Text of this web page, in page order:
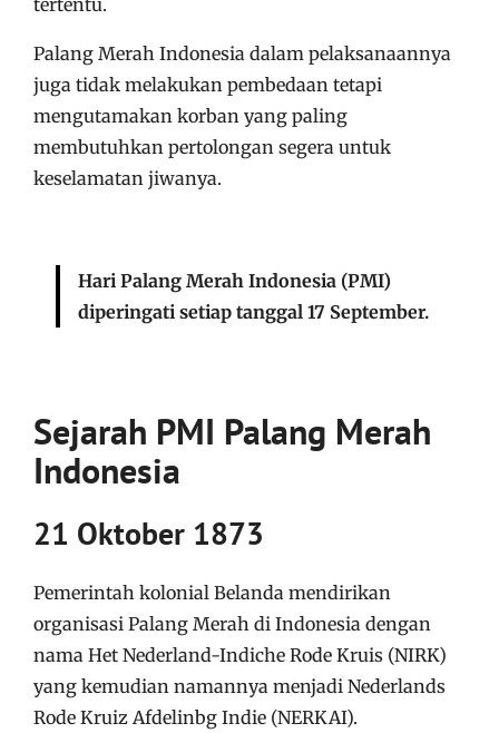
Palang Merah Indonesia dalam pelaksanaannya
juga tidak melakukan pembedaan tetapi
mengutamakan korban yang paling
membutuhkan pertolongan segera untuk
keselamatan jiwanya.
Hari Palang Merah Indonesia (PMI)
diperingati setiap tanggal 17 September.
Sejarah PMI Palang Merah
Indonesia
21 Oktober 1873
Pemerintah kolonial Belanda mendirikan
organisasi Palang Merah di Indonesia dengan
nama Het Nederland-Indiche Rode Kruis (NIRK)
yang kemudian namannya menjadi Nederlands
Rode Kruiz Afdelinbg Indie (NERKAI).